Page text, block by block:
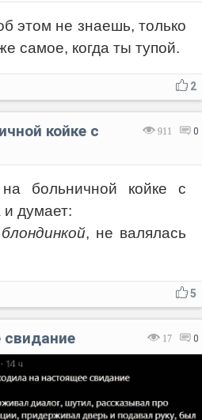
этом не знаешь, только
самое, когда ты тупой.
2
911 0
койке с
на больничной койке с
и думает:
блондинкой, не валялась
5
17 0
свидание